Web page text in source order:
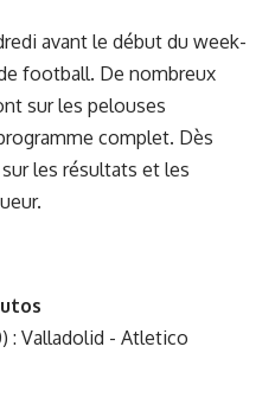
avant le début du week-
football. De nombreux
sur les pelouses
complet. Dès
les résultats et les
: Valladolid - Atletico